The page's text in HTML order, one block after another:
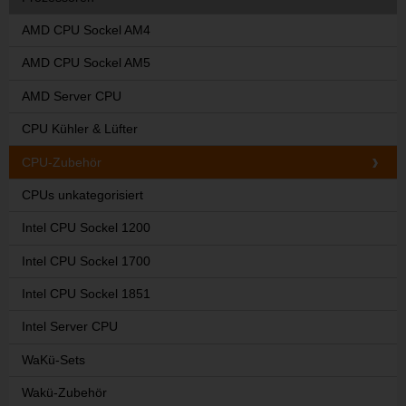
AMD CPU Sockel AM4
AMD CPU Sockel AM5
AMD Server CPU
CPU Kühler & Lüfter
CPU-Zubehör
CPUs unkategorisiert
Intel CPU Sockel 1200
Intel CPU Sockel 1700
Intel CPU Sockel 1851
Intel Server CPU
WaKü-Sets
Wakü-Zubehör